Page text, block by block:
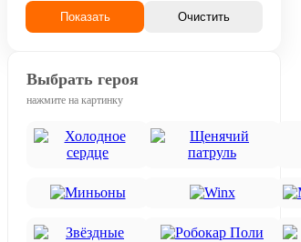
Показать Очистить
Выбрать героя
нажмите на картинку